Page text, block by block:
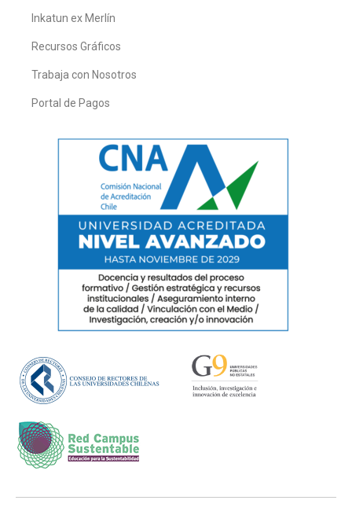
Inkatun ex Merlín
Recursos Gráficos
Trabaja con Nosotros
Portal de Pagos